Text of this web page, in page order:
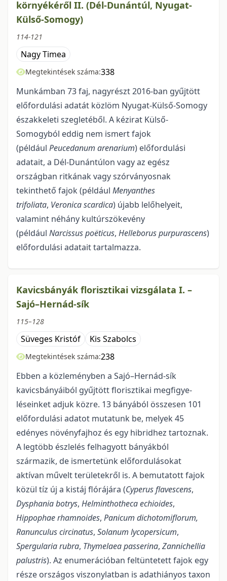
környékéről II. (Dél-Dunántúl, Nyugat-
Külső-Somogy)
114-121
Nagy Timea
Megtekintések száma:338
Munkámban 73 faj, nagyrészt 2016-ban gyűjtött
előfordulási adatát közlöm Nyugat-Külső-Somogy
északkeleti szegletéből. A kézirat Külső-
Somogyból eddig nem ismert fajok
(például Peucedanum arenarium) előfordulási
adatait, a Dél-Dunántúlon vagy az egész
országban ritkának vagy szórványosnak
tekinthető fajok (például Menyanthes
trifoliata, Veronica scardica) újabb lelőhelyeit,
valamint néhány kultúrszökevény
(például Narcissus poëticus, Helleborus purpurascens)
előfordulási adatait tartalmazza.
Kavicsbányák florisztikai vizsgálata I. –
Sajó–Hernád-sík
115–128
Süveges Kristóf Kis Szabolcs
Megtekintések száma:238
Ebben a közleményben a Sajó–Hernád-sík
kavicsbányáiból gyűjtött florisztikai megfigye­
léseinket adjuk közre. 13 bányából összesen 101
előfordulási adatot mutatunk be, melyek 45
edényes növényfajhoz és egy hibridhez tartoznak.
A legtöbb észlelés felhagyott bányákból
származik, de ismerte­tünk előfordulásokat
aktívan művelt területekről is. A bemutatott fajok
közül tíz új a kistáj flórájára (Cype­rus flavescens,
Dysphania botrys, Helminthotheca echioides,
Hippophae rhamnoides, Panicum dichotomiflo­rum,
Ranunculus circinatus, Solanum lycopersicum,
Spergularia rubra, Thymelaea passerina, Zannichellia
palustris). Az enumerációban feltüntetett fajok egy
része országos viszonylatban is adathiányos taxon